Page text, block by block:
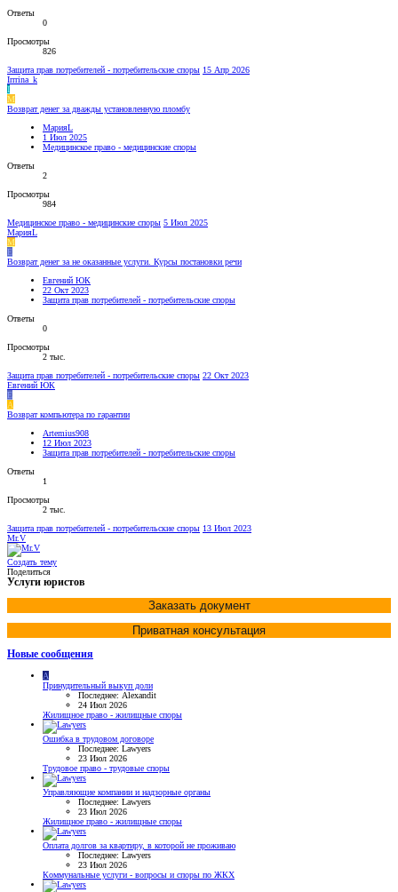
Ответы
0
Просмотры
826
Защита прав потребителей - потребительские споры 15 Апр 2026
Irrrina_k
I
М
Возврат денег за дважды установленную пломбу
МарияL
1 Июл 2025
Медицинское право - медицинские споры
Ответы
2
Просмотры
984
Медицинское право - медицинские споры 5 Июл 2025
МарияL
М
Е
Возврат денег за не оказанные услуги. Курсы постановки речи
Евгений ЮК
22 Окт 2023
Защита прав потребителей - потребительские споры
Ответы
0
Просмотры
2 тыс.
Защита прав потребителей - потребительские споры 22 Окт 2023
Евгений ЮК
Е
A
Возврат компьютера по гарантии
Artemius908
12 Июл 2023
Защита прав потребителей - потребительские споры
Ответы
1
Просмотры
2 тыс.
Защита прав потребителей - потребительские споры 13 Июл 2023
Mr.V
Создать тему
Поделиться
Услуги юристов
Заказать документ
Приватная консультация
Новые сообщения
A
Принудительный выкуп доли
Последнее: Alexandit
24 Июл 2026
Жилищное право - жилищные споры
Ошибка в трудовом договоре
Последнее: Lawyers
23 Июл 2026
Трудовое право - трудовые споры
Управляющие компании и надзорные органы
Последнее: Lawyers
23 Июл 2026
Жилищное право - жилищные споры
Оплата долгов за квартиру, в которой не проживаю
Последнее: Lawyers
23 Июл 2026
Коммунальные услуги - вопросы и споры по ЖКХ